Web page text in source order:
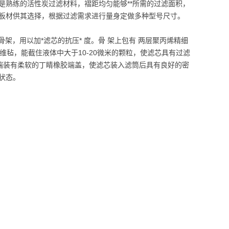
练的活性炭过滤材料，褶距均匀能够**所需的过滤面积，
供其选择，根据过滤需求进行量身定做多种型号尺寸。
，用以加*滤芯的抗压* 度。骨 架上包有 两层聚丙烯精细
毡，能截住液体中大于10-20微米的颗粒，使滤芯具有过滤
有柔软的丁睛橡胶端盖，使滤芯装入滤筒后具有良好的密
态。